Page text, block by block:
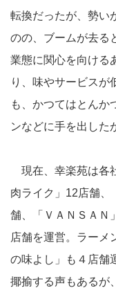
転換だったが、勢い
のの、ブームが去る
業態に関心を向ける
り、味やサービスが
も、かつてはとんか
ンなどに手を出した
現在、幸楽苑は各
肉ライク」12店舗、
舗、「ＶＡＮＳＡＮ
店舗を運営。ラーメ
の味よし」も４店舗
揶揄する声もあるが